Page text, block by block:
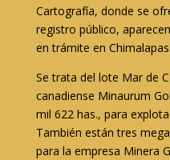
Cartografía, donde se
registro público,
en trámite en Chimalapas.
Se trata del lote Mar de
canadiense Minaurum
mil 622 has., para
También están tres
para la empresa Minera